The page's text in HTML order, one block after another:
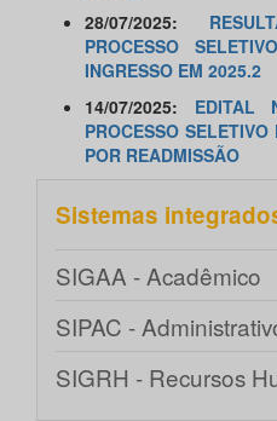
28/07/2025:
PROCESSO
INGRESSO EM 2025.2
14/07/2025: EDITAL
PROCESSO
POR READMISSÃO
Sistemas
SIGAA - Acadêmico
SIPAC -
SIGRH - Recursos